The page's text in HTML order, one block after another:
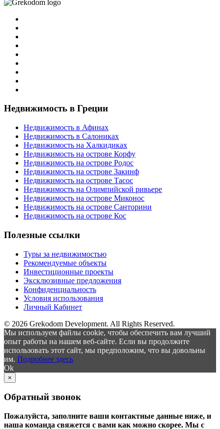
Недвижимость в Греции
Недвижимость в Афинах
Недвижимость в Салониках
Недвижимость на Халкидиках
Недвижимость на острове Корфу
Недвижимость на острове Родос
Недвижимость на острове Закинф
Недвижимость на острове Тасос
Недвижимость на Олимпийской ривьере
Недвижимость на острове Миконос
Недвижимость на острове Санторини
Недвижимость на острове Кос
Полезные ссылки
Туры за недвижимостью
Рекомендуемые объекты
Инвестиционные проекты
Эксклюзивные предложения
Конфиденциальность
Условия использования
Личный Кабинет
© 2026 Grekodom Development. All Rights Reserved.
Мы используем файлы cookie, чтобы обеспечить вам лучший
опыт работы на нашем веб-сайте. Если вы продолжите
использовать этот сайт, мы предположим, что вы довольны
им. Подробнее здесь
Ok
×
Обратный звонок
Пожалуйста, заполните ваши контактные данные ниже, и
наша команда свяжется с вами как можно скорее. Мы с